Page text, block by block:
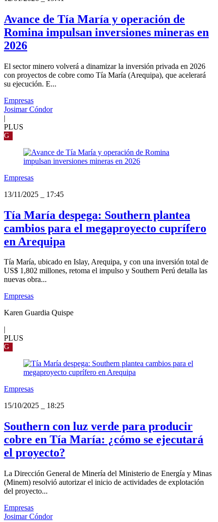
Avance de Tía María y operación de
Romina impulsan inversiones mineras en
2026
El sector minero volverá a dinamizar la inversión privada en 2026
con proyectos de cobre como Tía María (Arequipa), que acelerará
su ejecución. E...
Empresas
Josimar Cóndor
|
PLUS
G
Empresas
13/11/2025
17:45
Tía María despega: Southern plantea
cambios para el megaproyecto cuprífero
en Arequipa
Tía María, ubicado en Islay, Arequipa, y con una inversión total de
US$ 1,802 millones, retoma el impulso y Southern Perú detalla las
nuevas obra...
Empresas
Karen Guardia Quispe
|
PLUS
G
Empresas
15/10/2025
18:25
Southern con luz verde para producir
cobre en Tía María: ¿cómo se ejecutará
el proyecto?
La Dirección General de Minería del Ministerio de Energía y Minas
(Minem) resolvió autorizar el inicio de actividades de explotación
del proyecto...
Empresas
Josimar Cóndor